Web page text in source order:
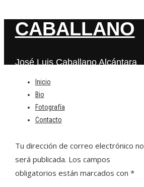
CABALLANO
José Luis Caballano Alcántara
Inicio
Bio
Fotografía
Contacto
Deja una respuesta
Tu dirección de correo electrónico no
será publicada. Los campos
obligatorios están marcados con *